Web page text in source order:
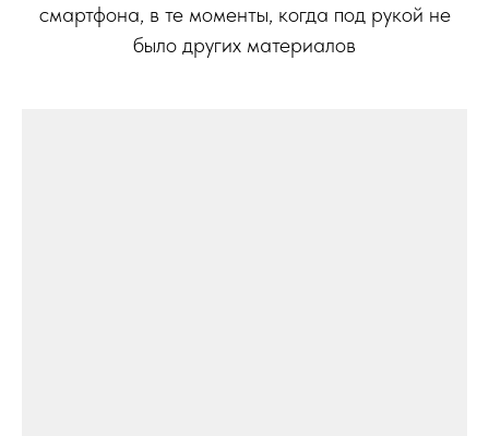
смартфона, в те моменты, когда под рукой не
было других материалов